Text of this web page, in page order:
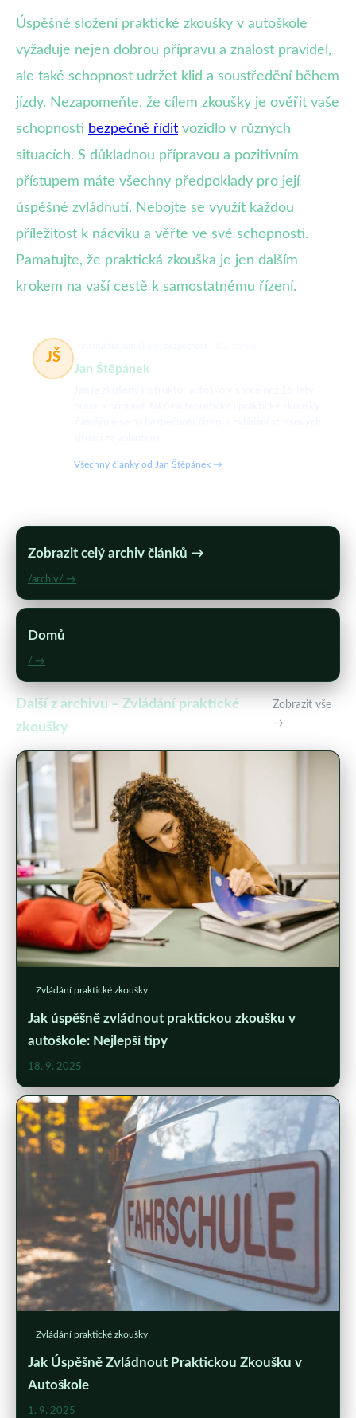
Úspěšné složení praktické zkoušky v autoškole
vyžaduje nejen dobrou přípravu a znalost pravidel,
ale také schopnost udržet klid a soustředění během
jízdy. Nezapomeňte, že cílem zkoušky je ověřit vaše
schopnosti bezpečně řídit vozidlo v různých
situacích. S důkladnou přípravou a pozitivním
přístupem máte všechny předpoklady pro její
úspěšné zvládnutí. Nebojte se využít každou
příležitost k nácviku a věřte ve své schopnosti.
Pamatujte, že praktická zkouška je jen dalším
krokem na vaší cestě k samostatnému řízení.
JŠ
Jan Štěpánek
Všechny články od Jan Štěpánek →
Zobrazit celý archiv článků →
/archiv/ →
Domů
/ →
Další z archivu – Zvládání praktické
zkoušky
Zobrazit vše
→
Zvládání praktické zkoušky
Jak úspěšně zvládnout praktickou zkoušku v
autoškole: Nejlepší tipy
18. 9. 2025
Zvládání praktické zkoušky
Jak Úspěšně Zvládnout Praktickou Zkoušku v
Autoškole
1. 9. 2025